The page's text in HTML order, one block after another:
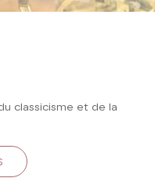
classicisme et de la